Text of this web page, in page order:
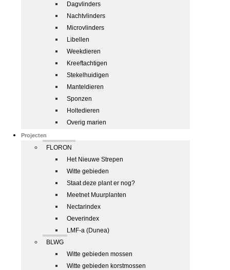
Dagvlinders
Nachtvlinders
Microvlinders
Libellen
Weekdieren
Kreeftachtigen
Stekelhuidigen
Manteldieren
Sponzen
Holtedieren
Overig marien
Projecten
FLORON
Het Nieuwe Strepen
Witte gebieden
Staat deze plant er nog?
Meetnet Muurplanten
Nectarindex
Oeverindex
LMF-a (Dunea)
BLWG
Witte gebieden mossen
Witte gebieden korstmossen